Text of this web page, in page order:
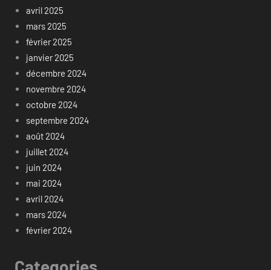
avril 2025
mars 2025
février 2025
janvier 2025
décembre 2024
novembre 2024
octobre 2024
septembre 2024
août 2024
juillet 2024
juin 2024
mai 2024
avril 2024
mars 2024
février 2024